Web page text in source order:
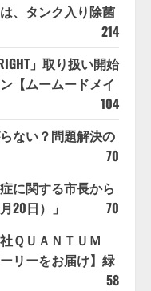
、タンク入り除菌
214
」取り扱い開始
【ムームードメイ
104
ない？問題解決の
70
に関する市長から
20日）」
70
ＱＵＡＮＴＵＭ
リーをお届け】緑
58